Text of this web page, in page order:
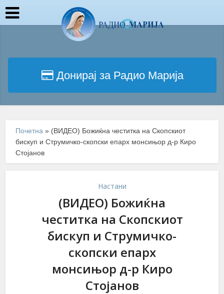
Донирај за Радио Марија
Почетна » (ВИДЕО) Божиќна честитка на Скопскиот
бискуп и Струмичко-скопски епарх монсињор д-р Киро
Стојанов
Настани
(ВИДЕО) Божиќна
честитка на Скопскиот
бискуп и Струмичко-
скопски епарх
монсињор д-р Киро
Стојанов